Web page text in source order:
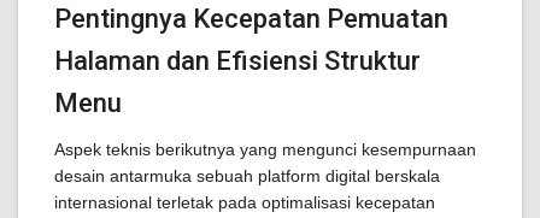
Pentingnya Kecepatan Pemuatan
Halaman dan Efisiensi Struktur
Menu
Aspek teknis berikutnya yang mengunci kesempurnaan
desain antarmuka sebuah platform digital berskala
internasional terletak pada optimalisasi kecepatan